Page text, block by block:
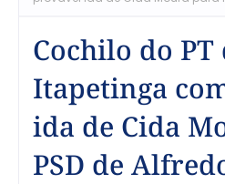
Cochilo do PT
Itapetinga
ida de Cida
PSD de